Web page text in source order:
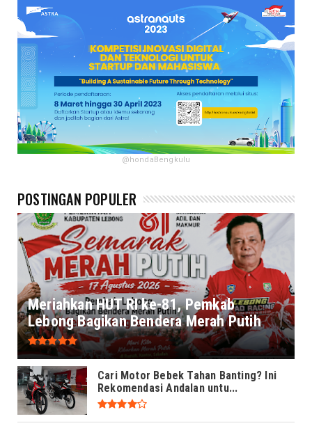
@hondaBengkulu
POSTINGAN POPULER
Meriahkan HUT RI ke-81, Pemkab
Lebong Bagikan Bendera Merah Putih
Cari Motor Bebek Tahan Banting? Ini
Rekomendasi Andalan untu...